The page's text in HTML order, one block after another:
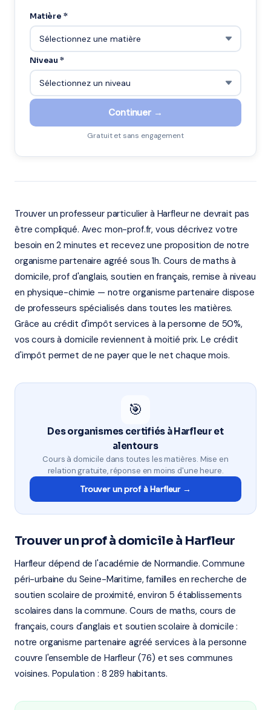
Matière *
Niveau *
Continuer →
Gratuit et sans engagement
Trouver un professeur particulier à Harfleur ne devrait pas
être compliqué. Avec mon-prof.fr, vous décrivez votre
besoin en 2 minutes et recevez une proposition de notre
organisme partenaire agréé sous 1h. Cours de maths à
domicile, prof d'anglais, soutien en français, remise à niveau
en physique-chimie — notre organisme partenaire dispose
de professeurs spécialisés dans toutes les matières.
Grâce au crédit d'impôt services à la personne de 50%,
vos cours à domicile reviennent à moitié prix. Le crédit
d'impôt permet de ne payer que le net chaque mois.
🎯
Des organismes certifiés à Harfleur et
alentours
Cours à domicile dans toutes les matières. Mise en
relation gratuite, réponse en moins d'une heure.
Trouver un prof à Harfleur →
Trouver un prof à domicile à Harfleur
Harfleur dépend de l'académie de Normandie. Commune
péri-urbaine du Seine-Maritime, familles en recherche de
soutien scolaire de proximité, environ 5 établissements
scolaires dans la commune. Cours de maths, cours de
français, cours d'anglais et soutien scolaire à domicile :
notre organisme partenaire agréé services à la personne
couvre l'ensemble de Harfleur (76) et ses communes
voisines. Population : 8 289 habitants.